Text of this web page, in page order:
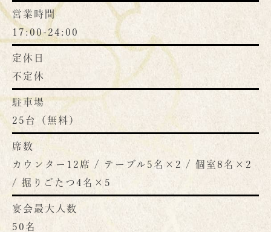
営業時間
17:00-24:00
定休日
不定休
駐車場
25台（無料）
席数
カウンター12席 / テーブル5名×2 / 個室8名×2
/ 掘りごたつ4名×5
宴会最大人数
50名